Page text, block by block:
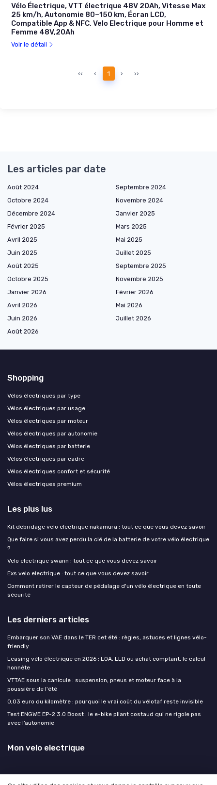
Vélo Électrique, VTT électrique 48V 20Ah, Vitesse Max
25 km/h, Autonomie 80–150 km, Écran LCD,
Compatible App & NFC, Velo Electrique pour Homme et
Femme 48V,20Ah
Voir le détail
‹‹ ‹ 1 › ››
Les articles par date
Août 2024
Septembre 2024
Octobre 2024
Novembre 2024
Décembre 2024
Janvier 2025
Février 2025
Mars 2025
Avril 2025
Mai 2025
Juin 2025
Juillet 2025
Août 2025
Septembre 2025
Octobre 2025
Novembre 2025
Janvier 2026
Février 2026
Avril 2026
Mai 2026
Juin 2026
Juillet 2026
Août 2026
Shopping
Vélos électriques par type
Vélos électriques par usage
Vélos électriques par moteur
Vélos électriques par autonomie
Vélos électriques par batterie
Vélos électriques par cadre
Vélos électriques confort et sécurité
Vélos électriques premium
Les plus lus
Kit debridage velo electrique nakamura : tout ce que vous devez savoir
Que faire si vous avez perdu la clé de la batterie de votre vélo électrique
?
Velo electrique swann : tout ce que vous devez savoir
Exs velo electrique : tout ce que vous devez savoir
Comment retirer le capteur de pédalage d'un vélo électrique en toute
sécurité
Les derniers articles
Embarquer son VAE dans le TER cet été : règles, astuces et lignes vélo-
friendly
Leasing vélo électrique en 2026 : LOA, LLD ou achat comptant, le calcul
honnête
VTTAE sous la canicule : suspension, pneus et moteur face à la
poussière de l'été
0,03 euro du kilomètre : pourquoi le vrai coût du vélotaf reste invisible
Test ENGWE EP-2 3.0 Boost : le e-bike pliant costaud qui ne rigole pas
avec l’autonomie
Mon velo electrique